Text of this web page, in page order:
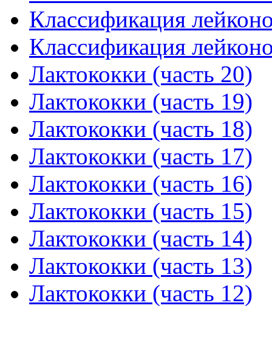
Классификация
Классификация
Лактококки (часть 20)
Лактококки (часть 19)
Лактококки (часть 18)
Лактококки (часть 17)
Лактококки (часть 16)
Лактококки (часть 15)
Лактококки (часть 14)
Лактококки (часть 13)
Лактококки (часть 12)